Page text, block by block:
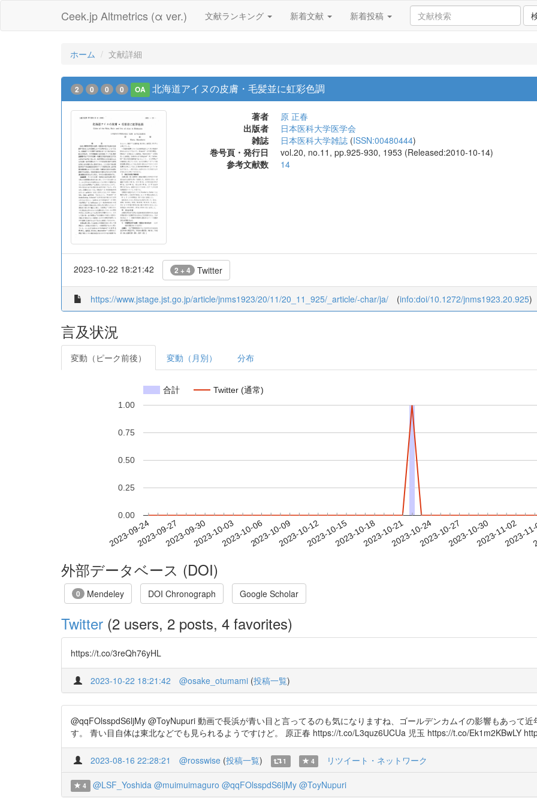
Ceek.jp Altmetrics (α ver.) 文献ランキング 新着文献 新着投稿
ホーム 文献詳細
2 0 0 0 OA 北海道アイヌの皮膚・毛髪並に虹彩色調
著者
原 正春
出版者
日本医科大学医学会
雑誌
日本医科大学雑誌 (ISSN:00480444)
巻号頁・発行日
vol.20, no.11, pp.925-930, 1953 (Released:2010-10-14)
参考文献数
14
2023-10-22 18:21:42 2 + 4 Twitter
https://www.jstage.jst.go.jp/article/jnms1923/20/11/20_11_925/_article/-char/ja/ (info:doi/10.1272/jnms1923.20.925)
言及状況
変動（ピーク前後） 変動（月別） 分布
合計 Twitter (通常)
2023-09-242023-09-272023-09-302023-10-032023-10-062023-10-092023-10-122023-10-152023-10-182023-10-212023-10-242023-10-272023-10-302023-11-02
2023-
0.00
0.25
0.50
0.75
1.00
外部データベース (DOI)
0 Mendeley DOI Chronograph Google Scholar
Twitter (2 users, 2 posts, 4 favorites)
https://t.co/3reQh76yHL
2023-10-22 18:21:42 @osake_otumami (投稿一覧)
@qqFOlsspdS6ljMy @ToyNupuri 動画で長浜が青い目と言ってるのも気になりますね、ゴールデンカムイの影響もあって
す。 青い目自体は東北などでも見られるようですけど。 原正春 https://t.co/L3quz6UCUa 児玉 https://t.co/Ek1m2KBwLY
2023-08-16 22:28:21 @rosswise (投稿一覧) 1 4 リツイート・ネットワーク
4 @LSF_Yoshida @muimuimaguro @qqFOlsspdS6ljMy @ToyNupuri